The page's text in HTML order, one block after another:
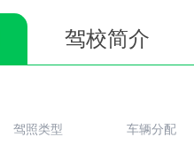
驾校简介
驾照类型 车辆分配